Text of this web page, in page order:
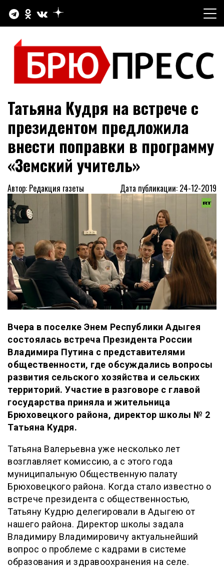
содержимому
БРЮПРЕСС
Официальный сайт газеты "Брюховецкие новости"
Татьяна Кудря на встрече с
президентом предложила
внести поправки в программу
«Земский учитель»
Автор: Редакция газеты Дата публикации: 24-12-2019
Вчера в поселке Энем Республики Адыгея
состоялась встреча Президента России
Владимира Путина с представителями
общественности, где обсуждались вопросы
развития сельского хозяйства и сельских
территорий. Участие в разговоре с главой
государства приняла и жительница
Брюховецкого района, директор школы № 2
Татьяна Кудря.
Татьяна Валерьевна уже несколько лет
возглавляет комиссию, а с этого года
муниципальную Общественную палату
Брюховецкого района. Когда стало известно о
встрече президента с общественностью,
Татьяну Кудрю делегировали в Адыгею от
нашего района. Директор школы задала
Владимиру Владимировичу актуальнейший
вопрос о проблеме с кадрами в системе
образования и здравоохранения на селе.